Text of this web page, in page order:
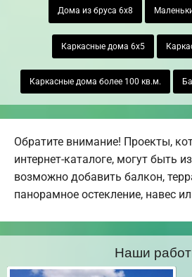
Дома из бруса 6х8
Каркасные дома 6х5
Каркасные дома более 100 кв.м.
Обратите внимание! Проекты,
интернет-каталоге, могут быть
возможно добавить балкон,
панорамное остекление, навес
Наши